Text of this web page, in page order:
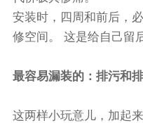
安装时，四周和前后，
修空间。 这是给自己留
最容易漏装的：排污和
这两样小玩意儿，加起